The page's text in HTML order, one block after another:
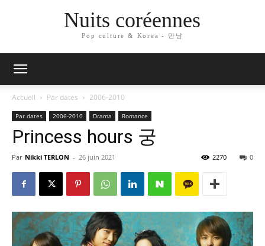
Nuits coréennes
Pop culture & Korea - 만남
Accueil Par dates 2006-2010
Par dates 2006-2010 Drama Romance
Princess hours 궁
Par Nikki TERLON - 26 juin 2021 0
2270